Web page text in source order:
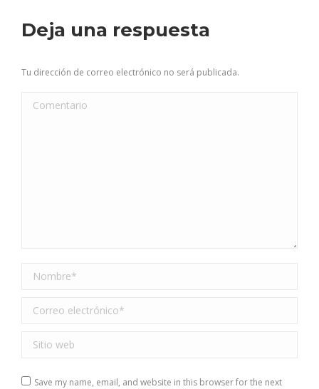
Deja una respuesta
Tu dirección de correo electrónico no será publicada.
Comentario
Nombre *
Correo electrónico *
Sitio web
Save my name, email, and website in this browser for the next